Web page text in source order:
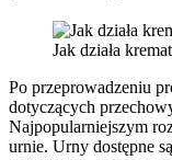
Jak działa
Po przeprowadzeniu
dotyczących
Najpopularniejszym
urnie. Urny dostępne